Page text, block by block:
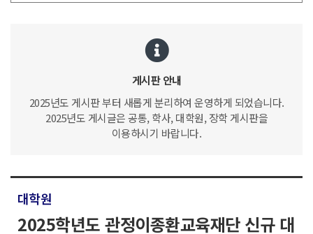
게시판 안내
2025년도 게시판 부터 새롭게 분리하여 운영하게 되었습니다.
2025년도 게시글은 공통, 학사, 대학원, 장학 게시판을
이용하시기 바랍니다.
대학원
2025학년도 관정이종환교육재단 신규 대